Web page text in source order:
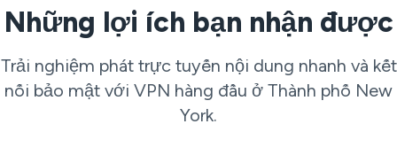
Những lợi ích bạn nhận được
Trải nghiệm phát trực tuyến nội dung nhanh và kết
nối bảo mật với VPN hàng đầu ở Thành phố New
York.